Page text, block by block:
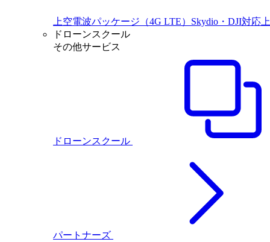
上空電波パッケージ（4G LTE）Skydio・DJI対応
ドローンスクール
その他サービス
ドローンスクール
パートナーズ